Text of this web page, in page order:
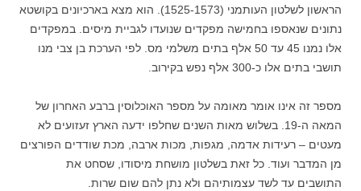
הראשון לשלטון העותמני (1525-1573). הוא מצא בארכיונים בקושטא
נתונים שנאספו בחמישה מפקדים שנועדו לגביית מיסים. במפקדים
אלו נמנו 45 עד 50 אלף בתים משלמי מס. לפי הערכת בן צבי מנו
תושבי בתים אלו כ-300 אלף נפש בקירוב.
מספר זה אינו אומר מאומה על מספר האוכלוסין ברבע האחרון של
המאה ה-19. בשלוש מאות השנים שחלפו ידעה הארץ זעזועים לא
מעטים – רעידות אדמה, מגפות, מכות ארבה, מכת שודדים הפורצים
מן המדבר ועוד. כל זאת בשלטון מושחת מיסודו, שסחט את
התושבים עד לשד עצמותיהם ולא נתן להם שום שרות.